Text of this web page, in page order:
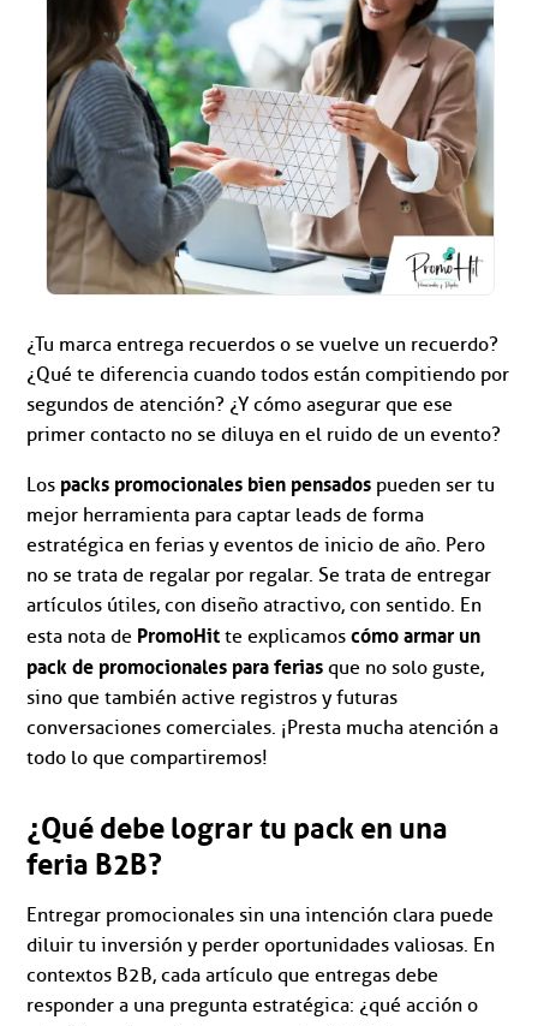
¿Tu marca entrega recuerdos o se vuelve un recuerdo?
¿Qué te diferencia cuando todos están compitiendo por
segundos de atención? ¿Y cómo asegurar que ese
primer contacto no se diluya en el ruido de un evento?
Los packs promocionales bien pensados pueden ser tu
mejor herramienta para captar leads de forma
estratégica en ferias y eventos de inicio de año. Pero
no se trata de regalar por regalar. Se trata de entregar
artículos útiles, con diseño atractivo, con sentido. En
esta nota de PromoHit te explicamoscómo armar un
pack de promocionales para ferias que no solo guste,
sino que también active registros y futuras
conversaciones comerciales. ¡Presta mucha atención a
todo lo que compartiremos!
¿Qué debe lograr tu pack en una
feria B2B?
Entregar promocionales sin una intención clara puede
diluir tu inversión y perder oportunidades valiosas. En
contextos B2B, cada artículo que entregas debe
responder a una pregunta estratégica: ¿qué acción o